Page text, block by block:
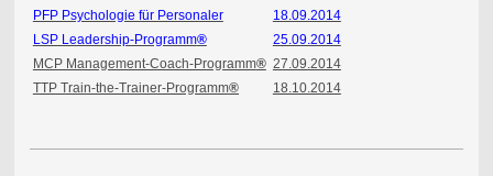
PFP Psychologie für Personaler
18.09.2014
LSP Leadership-Programm®
25.09.2014
MCP Management-Coach-Programm® 27.09.2014
TTP Train-the-Trainer-Programm® 18.10.2014